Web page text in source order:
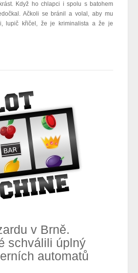
Když ho chlapci i spolu s batohem
Ačkoli se bránil a volal, aby mu
lupič křičel, že je kriminalista a že je
v Brně.
schválili úplný
automatů